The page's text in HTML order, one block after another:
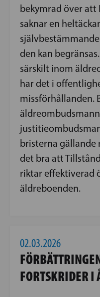
bekymrad över
saknar en
den kan
särskilt inom
har det i
missförhållanden.
bristerna gällande
det bra att
riktar effektiverad
äldreboenden.
02.03.2026
FORTSKRIDER I